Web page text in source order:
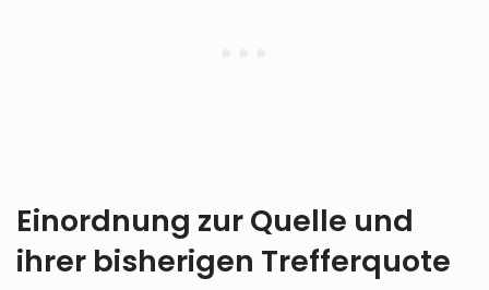
Einordnung zur Quelle und
ihrer bisherigen Trefferquote